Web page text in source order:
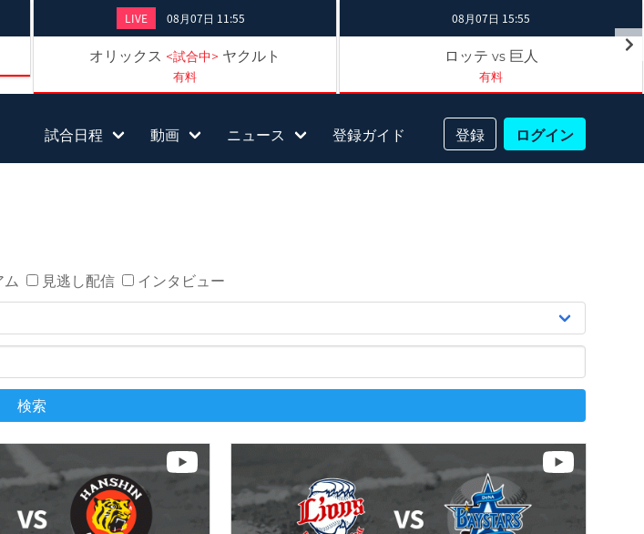
LIVE 08月07日 11:55
オリックス <試合中> ヤクルト
有料
08月07日 15:55
ロッテ vs 巨人
有料
試合日程 動画 ニュース 登録ガイド 登録 ログイン
見逃し配信
インタビュー
検索